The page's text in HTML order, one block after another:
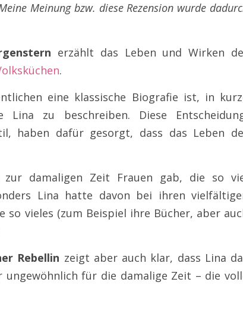
Meinung bzw. diese Rezension wurde
erzählt das Leben und Wirken
.
eine klassische Biografie ist, in
zu beschreiben. Diese
haben dafür gesorgt, dass das Leben
damaligen Zeit Frauen gab, die so
Lina hatte davon bei ihren
vieles (zum Beispiel ihre Bücher, aber
Rebellin zeigt aber auch klar, dass Lina
für die damalige Zeit – die